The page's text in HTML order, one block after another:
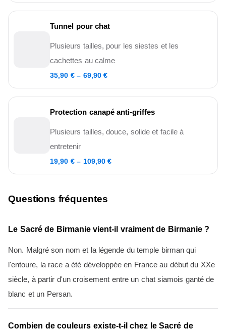
Tunnel pour chat
Plusieurs tailles, pour les siestes et les
cachettes au calme
35,90 € – 69,90 €
Protection canapé anti-griffes
Plusieurs tailles, douce, solide et facile à
entretenir
19,90 € – 109,90 €
Questions fréquentes
Le Sacré de Birmanie vient-il vraiment de Birmanie ?
Non. Malgré son nom et la légende du temple birman qui
l'entoure, la race a été développée en France au début du XXe
siècle, à partir d'un croisement entre un chat siamois ganté de
blanc et un Persan.
Combien de couleurs existe-t-il chez le Sacré de